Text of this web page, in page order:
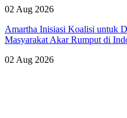
02 Aug 2026
Amartha Inisiasi Koalisi untuk
Masyarakat Akar Rumput di
02 Aug 2026